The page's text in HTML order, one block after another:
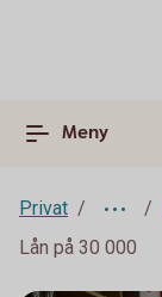
Meny
Privat
Lån på 30 000